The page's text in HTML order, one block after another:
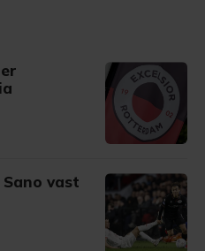
cookiebeleid bekijken en je
vast